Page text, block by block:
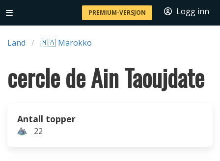
PREMIUM-VERSJON Logg inn
Land 🇲🇦 Marokko
cercle de Ain Taoujdate
Antall topper
22